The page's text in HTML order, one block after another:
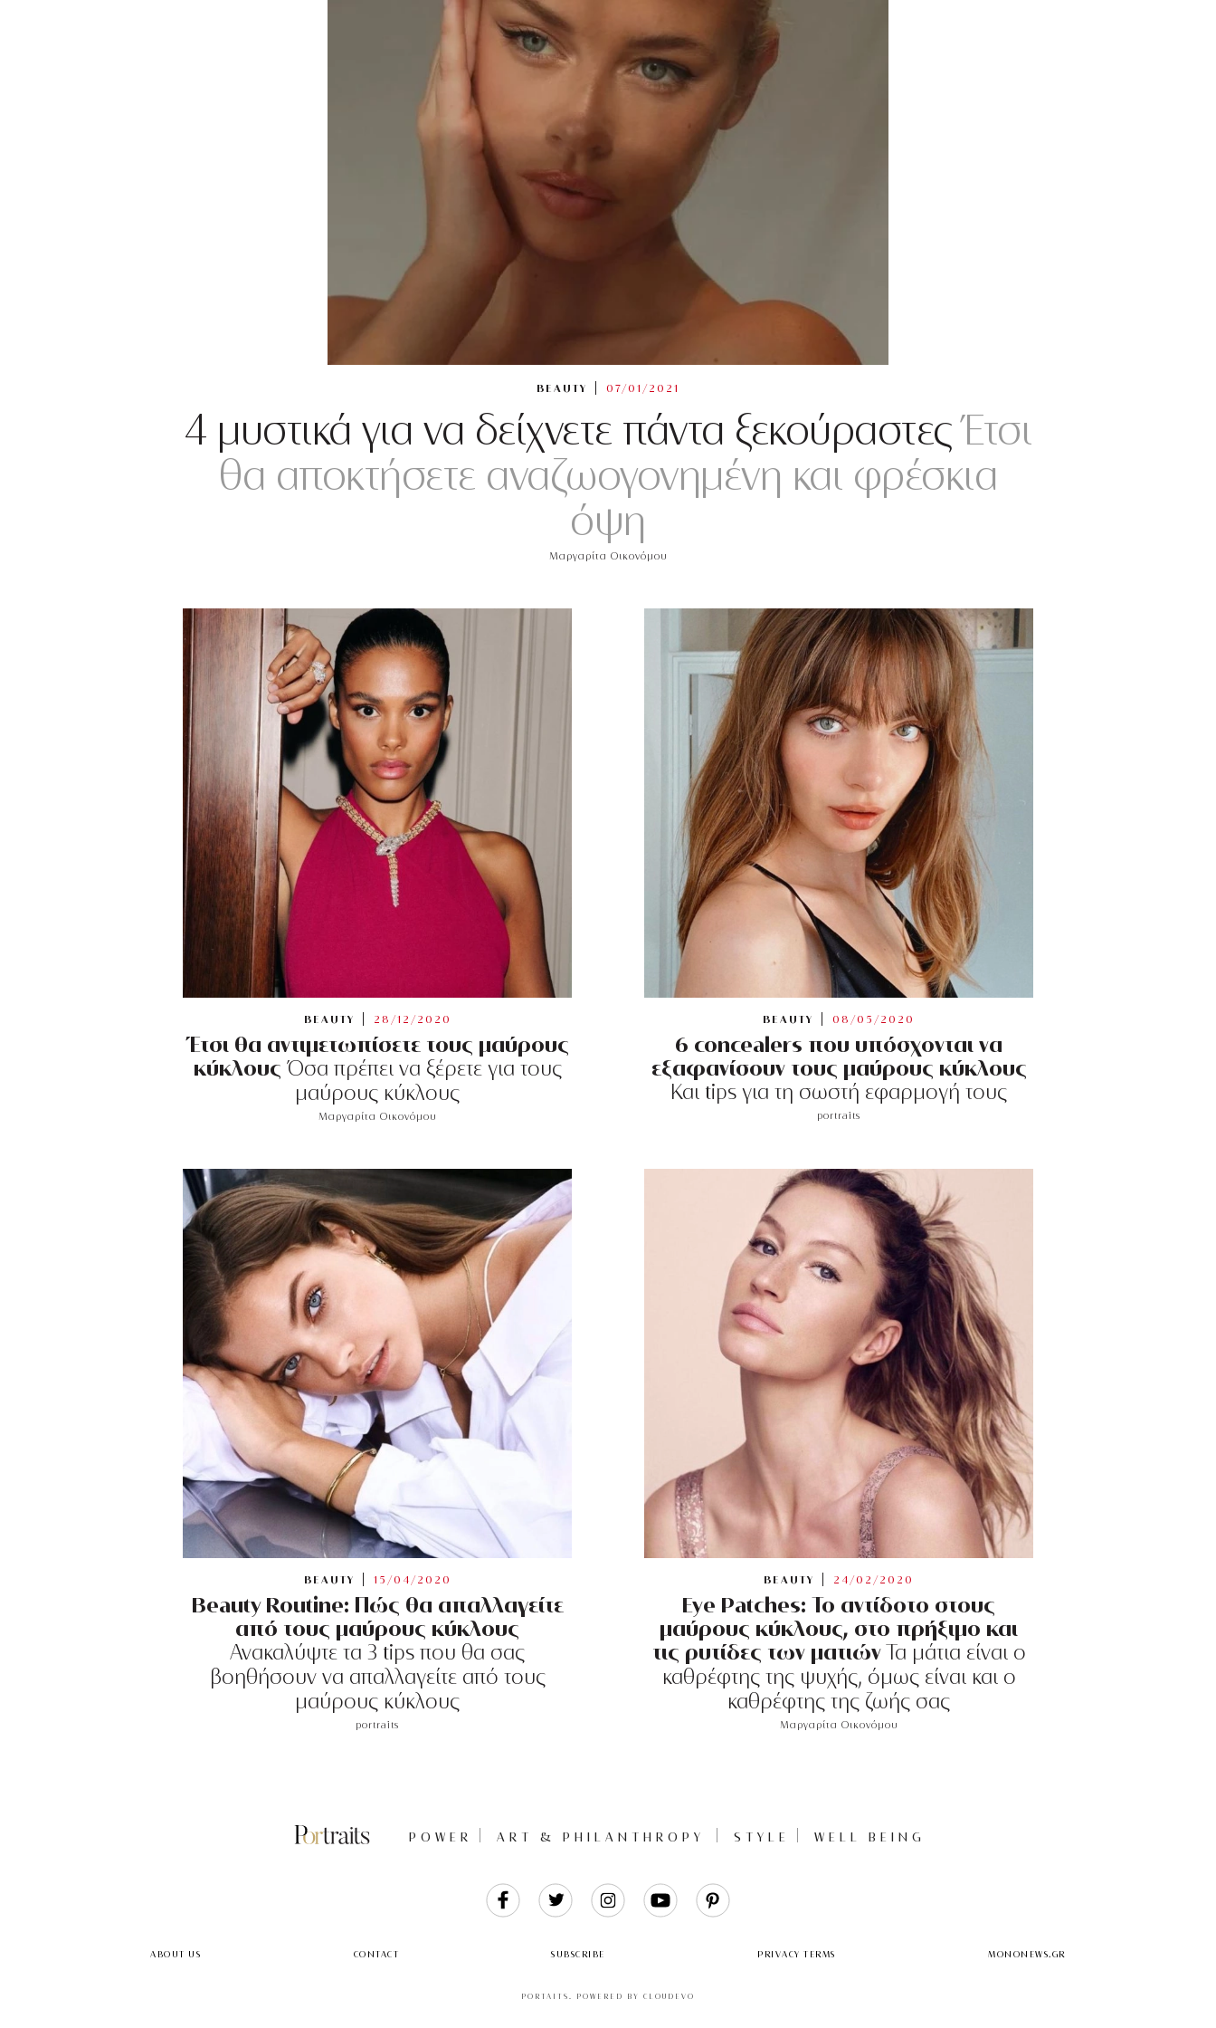
BEAUTY 07/01/2021
4 μυστικά για να δείχνετε πάντα ξεκούραστεςΈτσι
θα αποκτήσετε αναζωογονημένη και φρέσκια
όψη
Μαργαρίτα Οικονόμου
BEAUTY 28/12/2020
Έτσι θα αντιμετωπίσετε τους μαύρους
κύκλους Όσα πρέπει να ξέρετε για τους
μαύρους κύκλους
Μαργαρίτα Οικονόμου
BEAUTY 08/05/2020
6 concealers που υπόσχονται να
εξαφανίσουν τους μαύρους κύκλους
Και tips για τη σωστή εφαρμογή τους
portraits
BEAUTY 15/04/2020
Beauty Routine: Πώς θα απαλλαγείτε
από τους μαύρους κύκλους
Ανακαλύψτε τα 3 tips που θα σας
βοηθήσουν να απαλλαγείτε από τους
μαύρους κύκλους
portraits
BEAUTY 24/02/2020
Eye Patches: Το αντίδοτο στους
μαύρους κύκλους, στο πρήξιμο και
τις ρυτίδες των ματιώνΤα μάτια είναι ο
καθρέφτης της ψυχής, όμως είναι και ο
καθρέφτης της ζωής σας
Μαργαρίτα Οικονόμου
POWER ART & PHILANTHROPY STYLE WELL BEING
ABOUT US CONTACT SUBSCRIBE PRIVACY TERMS MONONEWS.GR
PORTAITS . POWERED BY CLOUDEVO